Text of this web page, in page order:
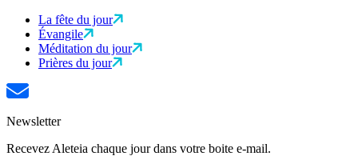
La fête du jour
Évangile
Méditation du jour
Prières du jour
Newsletter
Recevez Aleteia chaque jour dans votre boite e-mail.